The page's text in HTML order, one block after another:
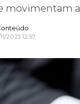
movimentam
2023 12:57